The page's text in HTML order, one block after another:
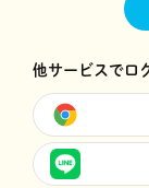
他サービスでロ